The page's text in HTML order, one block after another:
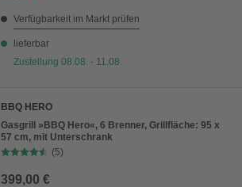
Verfügbarkeit im Markt prüfen
lieferbar
Zustellung 08.08. - 11.08.
BBQ HERO
Gasgrill »BBQ Hero«, 6 Brenner, Grillfläche: 95 x
57 cm, mit Unterschrank
(5)
399,00 €